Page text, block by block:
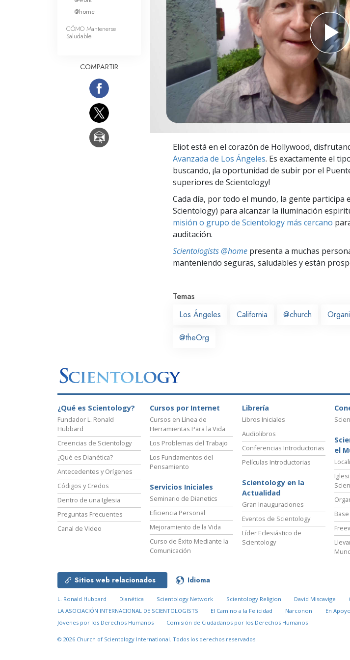
Amor y Odio: ¿Qué es Grandeza?
Eliot está en el corazón de Hollywood,
Avanzada de Los Ángeles. Es exactamente el
buscando, ¡la oportunidad de subir por el
superiores de Scientology!
Cada día, por todo el mundo, la gente participa
Scientology) para alcanzar la iluminación
misión o grupo de Scientology más cercano
auditación.
Scientologists @home presenta a muchas
manteniendo seguras, saludables y están
Temas
Los Ángeles
California @church
@theOrg
@home
CÓMO Mantenerse
Saludable
COMPARTIR
¿Qué es Scientology?
Fundador L. Ronald
Hubbard
Creencias de Scientology
¿Qué es Dianética?
Antecedentes y Orígenes
Códigos y Credos
Dentro de una Iglesia
Preguntas Frecuentes
Canal de Video
Cursos por Internet
Cursos en Línea de
Herramientas Para la Vida
Los Problemas del Trabajo
Los Fundamentos del
Pensamiento
Servicios Iniciales
Seminario de Dianetics
Eficiencia Personal
Mejoramiento de la Vida
Curso de Éxito Mediante la
Comunicación
Librería
Libros Iniciales
Audiolibros
Conferencias Introductorias
Películas Introductorias
Scientology en la
Actualidad
Gran Inauguraciones
Eventos de Scientology
Líder Eclesiástico de
Scientology
el
Sitios web relacionados Idioma
L. Ronald Hubbard Dianética Scientology Network Scientology Religion David Miscavige
LA ASOCIACIÓN INTERNACIONAL DE SCIENTOLOGISTS
El Camino a la Felicidad Narconon En
Jóvenes por los Derechos Humanos
Comisión de Ciudadanos por los Derechos Humanos
© 2026 Church of Scientology International. Todos los derechos reservados.